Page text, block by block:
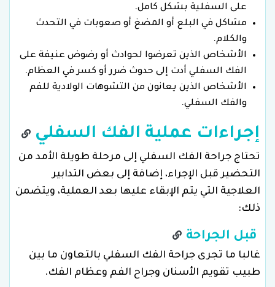
على السفلية بشكل كامل.
مشاكل في البلع أو المضغ أو صعوبات في التحدث
والكلام.
الأشخاص الذين تعرضوا لحوادث أو رضوض عنيفة على
الفك السفلي أدت إلى حدوث ضرر أو كسر في العظام.
الأشخاص الذين يعانون من التشوهات الولادية للفم
والفك السفلي.
إجراءات عملية الفك السفلي
تحتاج جراحة الفك السفلي إلى مرحلة طويلة الأمد من
التحضير قبل الإجراء، إضافة إلى بعض التدابير
العلاجية التي يتم الإبقاء عليها بعد العملية، ويتضمن
ذلك:
قبل الجراحة
غالبا ما تجرى جراحة الفك السفلي بالتعاون ما بين
طبيب تقويم الأسنان وجراح الفم وعظام الفك.